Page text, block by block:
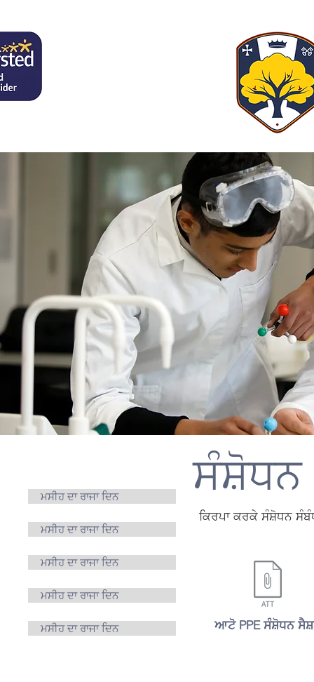
ਮਸੀਹ ਦਾ ਰਾਜਾ ਦਿਨ
ਮਸੀਹ ਦਾ ਰਾਜਾ ਦਿਨ
ਮਸੀਹ ਦਾ ਰਾਜਾ ਦਿਨ
ਮਸੀਹ ਦਾ ਰਾਜਾ ਦਿਨ
ਮਸੀਹ ਦਾ ਰਾਜਾ ਦਿਨ
ਸੰਸ਼ੋਧਨ
ਕਿਰਪਾ ਕਰਕੇ ਸੰਸ਼ੋਧਨ
ਆਟੋ PPE ਸੰਸ਼ੋਧਨ